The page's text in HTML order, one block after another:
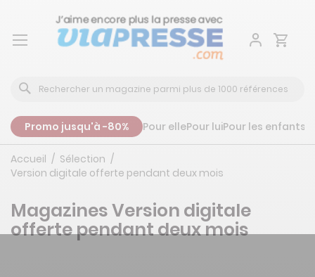
Aller
Promo jusqu'à -80% Pour ellePour luiPour les enfants
Accueil
Sélection
Version digitale offerte pendant deux mois
Magazines Version digitale
offerte pendant deux mois